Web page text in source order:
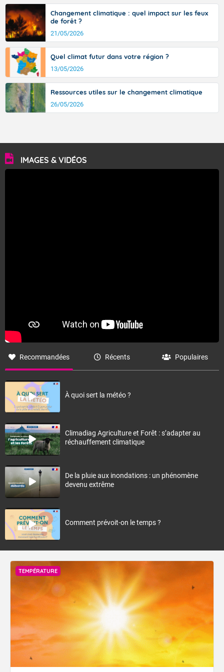
Changement climatique : quel impact sur les feux
de forêt ?
21/05/2026
Quel climat futur dans votre région ?
13/05/2026
Ressources utiles sur le changement climatique
26/05/2026
IMAGES & VIDÉOS
Recommandées Récents Populaires
À quoi sert la météo ?
Climadiag Agriculture et Forêt : s’adapter au
réchauffement climatique
De la pluie aux inondations : un phénomène
devenu extrême
Comment prévoit-on le temps ?
TEMPÉRATURE